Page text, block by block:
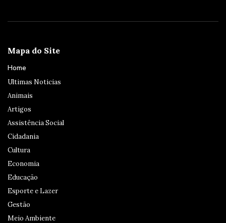
Mapa do Site
Home
Ultimas Noticias
Animais
Artigos
Assistência Social
Cidadania
Cultura
Economia
Educação
Esporte e Lazer
Gestão
Meio Ambiente